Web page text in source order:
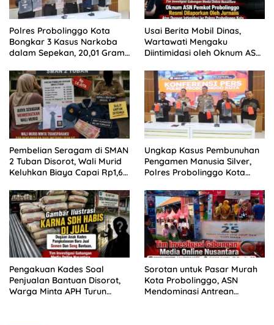
Polres Probolinggo Kota
Bongkar 3 Kasus Narkoba
dalam Sepekan, 20,01 Gram
Usai Berita Mobil Dinas,
Wartawati Mengaku
Diintimidasi oleh Oknum ASN
Tempuh Jalur Hukum
Pembelian Seragam di SMAN
2 Tuban Disorot, Wali Murid
Keluhkan Biaya Capai Rp1,6
Ungkap Kasus Pembunuhan
Pengamen Manusia Silver,
Polres Probolinggo Kota
Pengakuan Kades Soal
Penjualan Bantuan Disorot,
Warga Minta APH Turun
Sorotan untuk Pasar Murah
Kota Probolinggo, ASN
Mendominasi Antrean